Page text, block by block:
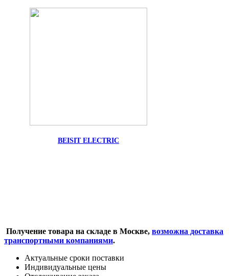
BEISIT ELECTRIC
Получение товара на складе в Москве, возможна доставка
транспортными компаниями.
Актуальные сроки поставки
Индивидуальные цены